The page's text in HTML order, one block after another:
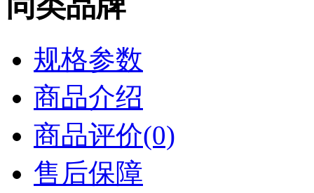
规格参数
商品介绍
商品评价(0)
售后保障